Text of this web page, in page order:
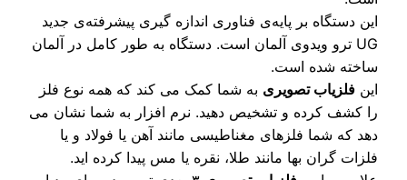
دستگاه بر پایه‌ی فناوری اندازه گیری پیشرفته‌ی جدید
UG ترو ویدوی آلمان است. دستگاه به طور کامل در آلمان
شده است.
فلزیاب تصویریبه شما کمک می کند که همه نوع فلز
کشف کرده و تشخیص دهید. نرم افزار به شما نشان می
که شما فلزهای مغناطیسی مانند آهن یا فولاد و یا
گران بها مانند طلا، نقره یا مس پیدا کرده اید.